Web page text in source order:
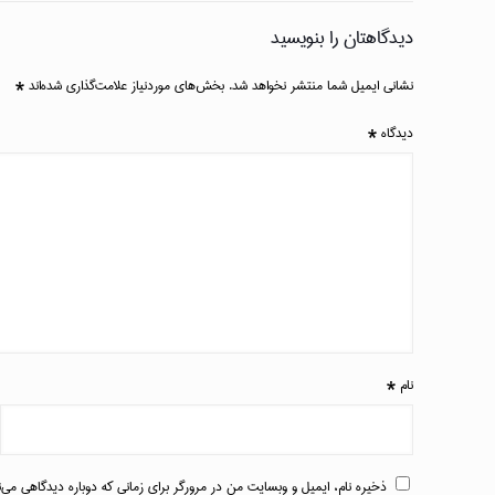
دیدگاهتان را بنویسید
نشانی ایمیل شما منتشر نخواهد شد. بخش‌های موردنیاز علامت‌گذاری شده‌اند*
دیدگاه*
نام*
ذخیره نام، ایمیل و وبسایت من در مرورگر برای زمانی که دوباره دیدگاهی